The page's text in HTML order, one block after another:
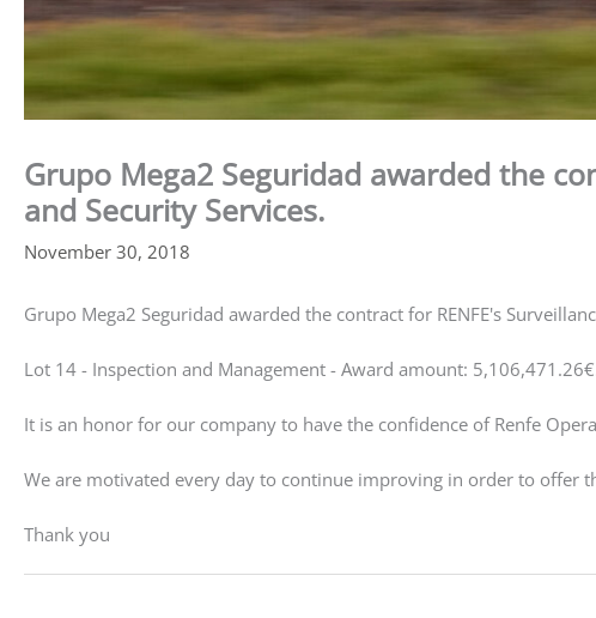
Grupo Mega2 Seguridad awarded the
and Security Services.
November 30, 2018
Grupo Mega2 Seguridad awarded the contract for RENFE's
Lot 14 - Inspection and Management - Award amount:
It is an honor for our company to have the confidence of Renfe
We are motivated every day to continue improving in order to offer
Thank you